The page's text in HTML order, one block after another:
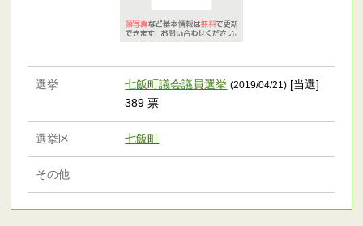
選挙 七飯町議会議員選挙 (2019/04/21) [当選]
389 票
選挙区 七飯町
その他